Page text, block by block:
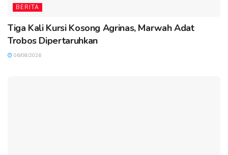
BERITA
Tiga Kali Kursi Kosong Agrinas, Marwah Adat
Trobos Dipertaruhkan
06/08/2026